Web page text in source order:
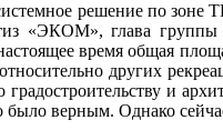
решение по
«ЭКОМ», глава
время общая
других
градостроительству и
было верным. Однако